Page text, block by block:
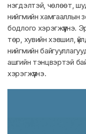
нэгдэлтэй, чөлөөт,
нийгмийн хамгааллын
бодлого хэрэгжүүлнэ.
төр, хувийн хэвшил,
нийгмийн
ашгийн тэнцвэртэй
хэрэгжүүлнэ.